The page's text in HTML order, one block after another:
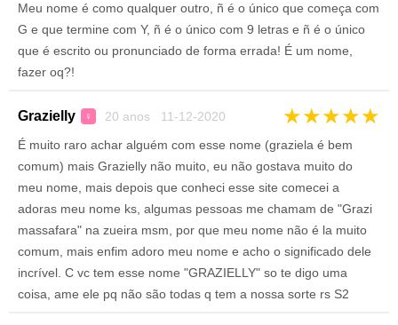
Meu nome é como qualquer outro, ñ é o único que começa com
G e que termine com Y, ñ é o único com 9 letras e ñ é o único
que é escrito ou pronunciado de forma errada! É um nome,
fazer oq?!
Grazielly ♀ 20 anos 11-12-2020 ★★★★★
É muito raro achar alguém com esse nome (graziela é bem
comum) mais Grazielly não muito, eu não gostava muito do
meu nome, mais depois que conheci esse site comecei a
adoras meu nome ks, algumas pessoas me chamam de "Grazi
massafara" na zueira msm, por que meu nome não é la muito
comum, mais enfim adoro meu nome e acho o significado dele
incrível. C vc tem esse nome "GRAZIELLY" so te digo uma
coisa, ame ele pq não são todas q tem a nossa sorte rs S2